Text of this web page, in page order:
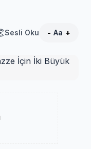
Sesli Oku - Aa +